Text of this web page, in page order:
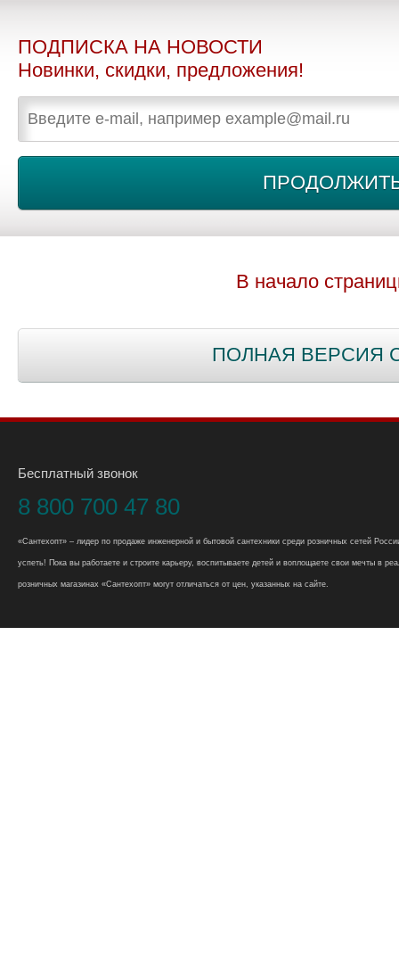
ПОДПИСКА НА НОВОСТИ
Новинки, скидки, предложения!
В начало
ПОЛНАЯ ВЕРСИЯ
Бесплатный звонок
8 800 700 47 80
«Сантехопт» – лидер по продаже инженерной и бытовой сантехники среди розничных сетей
успеть! Пока вы работаете и строите карьеру, воспитываете детей и воплощаете свои мечты в
розничных магазинах «Сантехопт» могут отличаться от цен, указанных на сайте.